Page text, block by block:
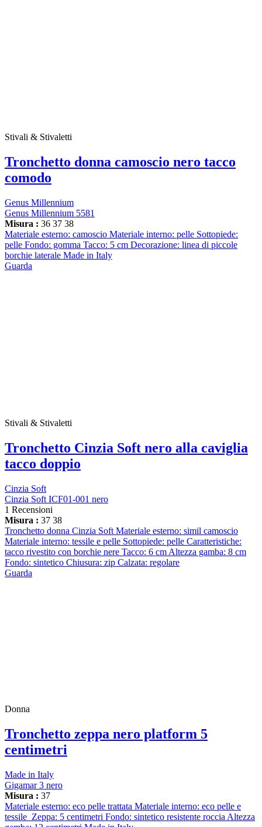
Stivali & Stivaletti
Tronchetto donna camoscio nero tacco
comodo
Genus Millennium
Genus Millennium 5581
Misura : 36 37 38
Materiale esterno: camoscio Materiale interno: pelle Sottopiede:
pelle Fondo: gomma Tacco: 5 cm Decorazione: linea di piccole
borchie laterale Made in Italy
Guarda
Stivali & Stivaletti
Tronchetto Cinzia Soft nero alla caviglia
tacco doppio
Cinzia Soft
Cinzia Soft ICF01-001 nero
1 Recensioni
Misura : 37 38
Tronchetto donna Cinzia Soft Materiale esterno: simil camoscio
Materiale interno: tessile e pelle Sottopiede: pelle Caratteristiche:
tacco rivestito con borchie nere Tacco: 6 cm Altezza gamba: 8 cm
Fondo: sintetico Chiusura: zip Calzata: regolare
Guarda
Donna
Tronchetto zeppa nero platform 5
centimetri
Made in Italy
Gigamar 3 nero
Misura : 37
Materiale esterno: eco pelle trattata Materiale interno: eco pelle e
tessile Zeppa: 5 centimetri Fondo: sintetico resistente roccia Altezza